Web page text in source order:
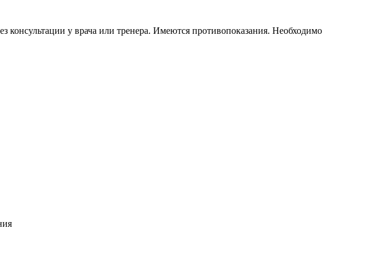
консультации у врача или тренера. Имеются противопоказания. Необходимо